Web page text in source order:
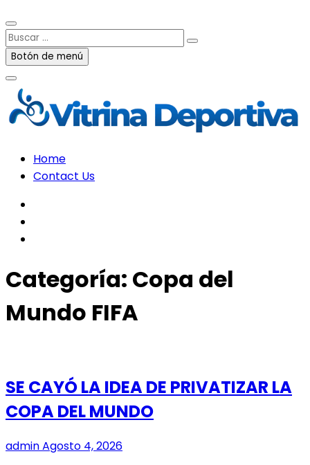
Buscar
…Botón de menú
Home
Contact Us
Categoría: Copa del
Mundo FIFA
SE CAYÓ LA IDEA DE PRIVATIZAR LA
COPA DEL MUNDO
adminAgosto 4, 2026